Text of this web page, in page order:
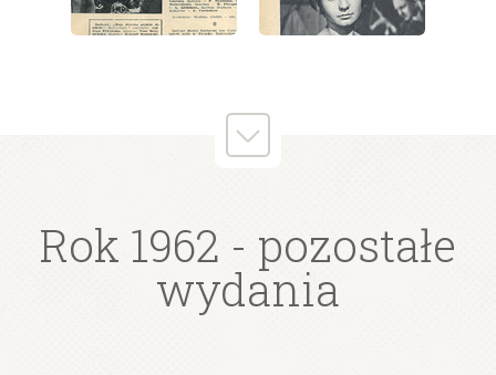
wydanie: 17/1962 wydanie: 17/1962
wydanie: 17/1962 wydanie: 17/1962
Rok 1962 - pozostałe
wydania